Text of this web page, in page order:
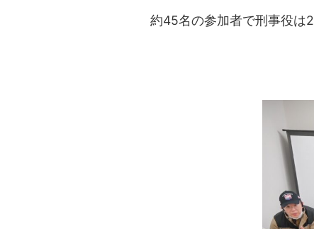
約45名の参加者で刑事役は2